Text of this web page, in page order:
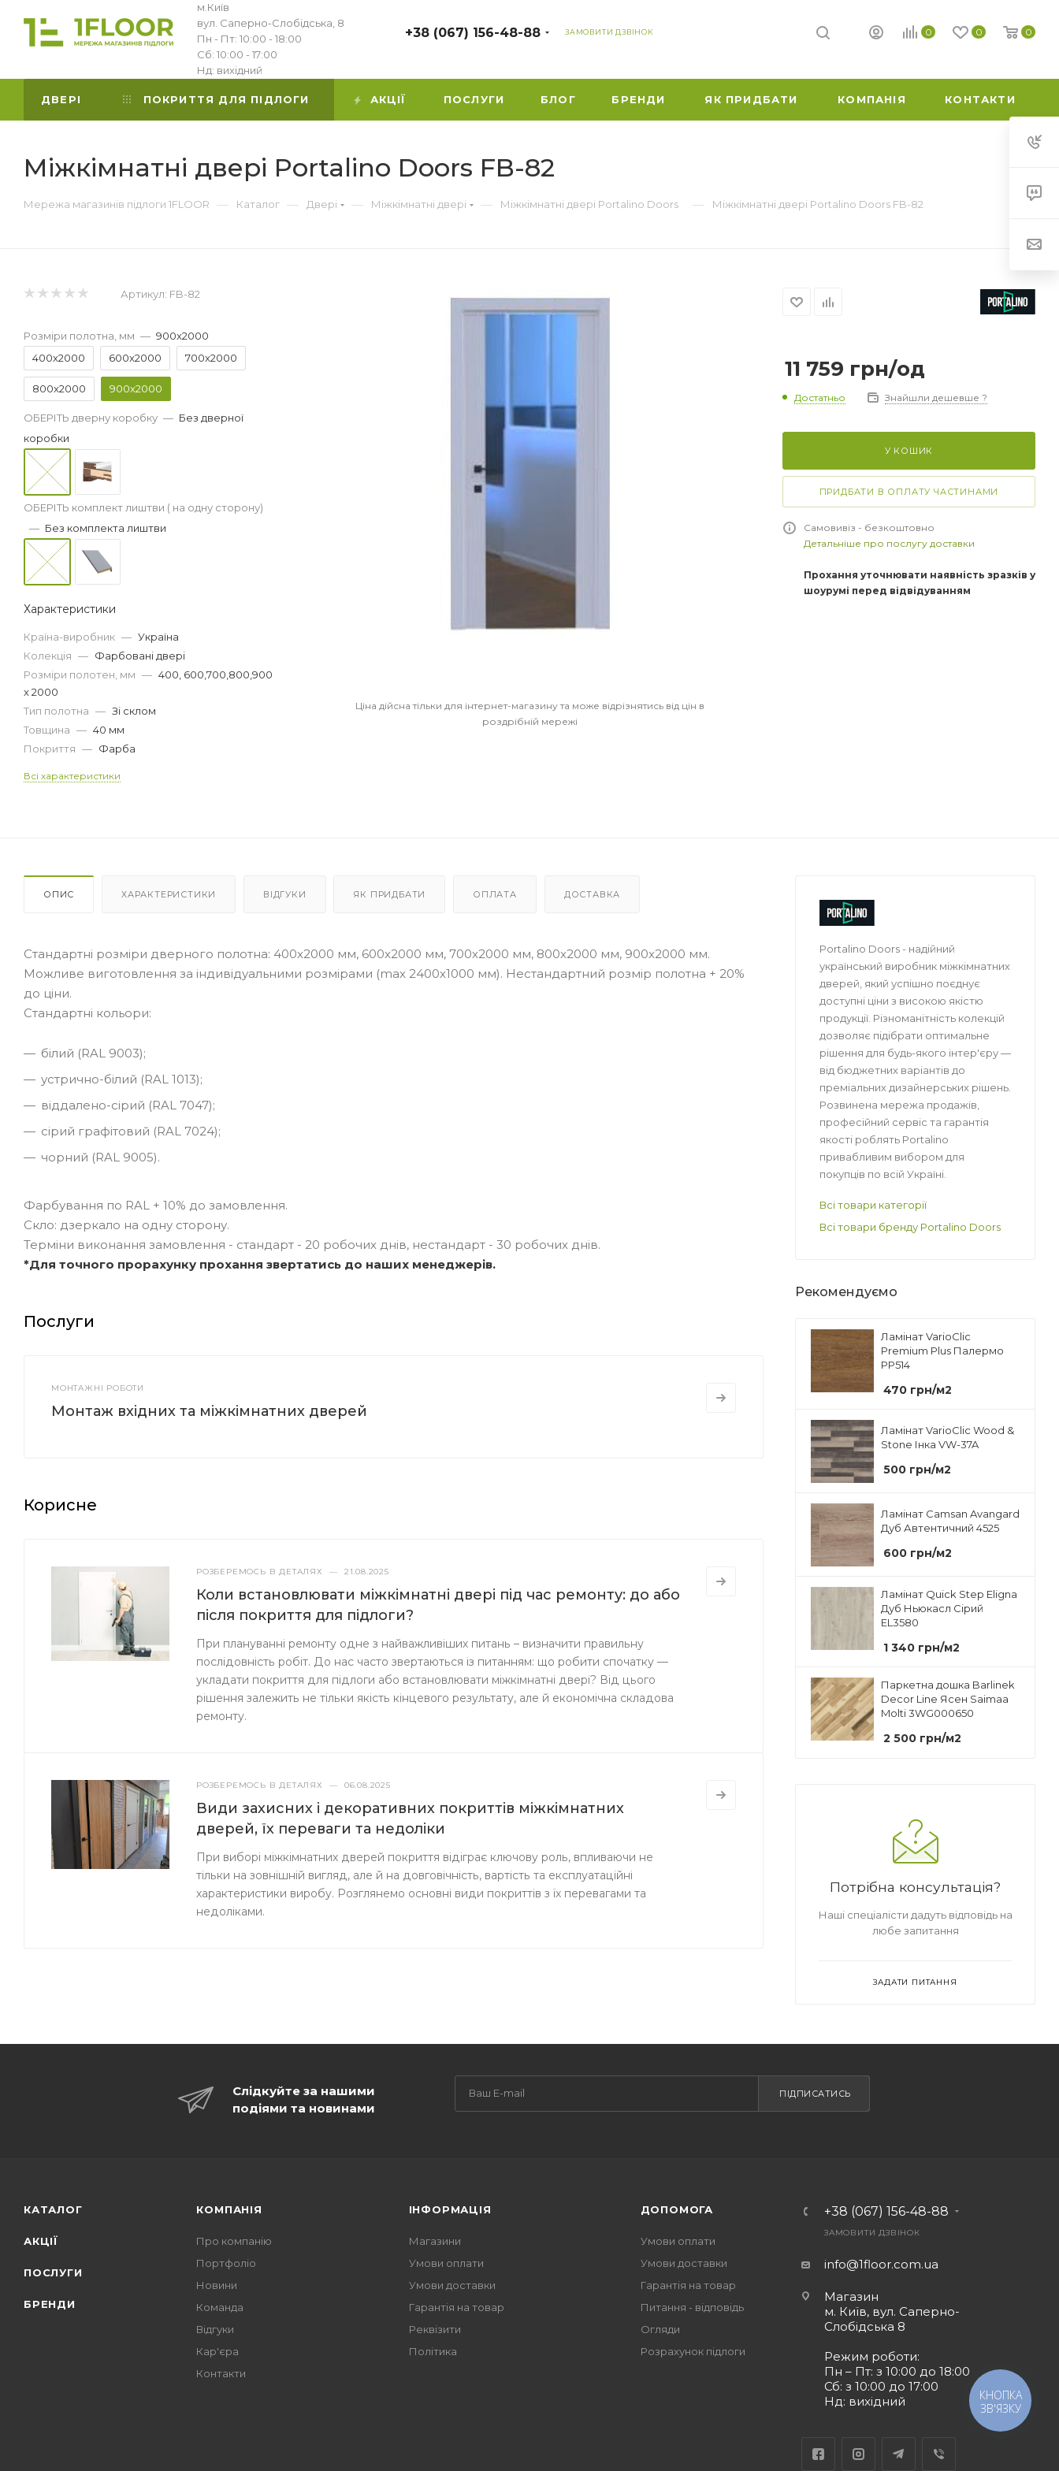
м.Київ
вул. Саперно-Слобідська, 8
Пн - Пт: 10:00 - 18:00
Сб: 10:00 - 17:00
Нд: вихідний
+38 (067) 156-48-88 ЗАМОВИТИ ДЗВІНОК 0 0 0
ДВЕРІ ПОКРИТТЯ ДЛЯ ПІДЛОГИ АКЦІЇ ПОСЛУГИ БЛОГ БРЕНДИ ЯК ПРИДБАТИ КОМПАНІЯ КОНТАКТИ
Міжкімнатні двері Portalino Doors FB-82
Мережа магазинів підлоги 1FLOOR — Каталог — Двері — Міжкімнатні двері — Міжкімнатні двері Portalino Doors — Міжкімнатні двері Portalino Doors FB-82
Ціна дійсна тільки для інтернет-магазину та може відрізнятись від цін в
роздрібній мережі
Артикул: FB-82
Розміри полотна, мм — 900x2000
400x2000
600x2000 700x2000
800x2000 900x2000
ОБЕРІТЬ дверну коробку — Без дверної
коробки
ОБЕРІТЬ комплект лиштви ( на одну сторону)
— Без комплекта лиштви
Характеристики
Країна-виробник — Україна
Колекція — Фарбовані двері
Розміри полотен, мм — 400, 600,700,800,900
x 2000
Тип полотна — Зі склом
Товщина — 40 мм
Покриття — Фарба
Всі характеристики
11 759 грн/од
Достатньо Знайшли дешевше ?
У КОШИК
ПРИДБАТИ В ОПЛАТУ ЧАСТИНАМИ
Самовивіз - безкоштовно
Детальніше про послугу доставки
Прохання уточнювати наявність зразків у
шоурумі перед відвідуванням
ОПИС ХАРАКТЕРИСТИКИ ВІДГУКИ ЯК ПРИДБАТИ ОПЛАТА ДОСТАВКА
Стандартні розміри дверного полотна: 400x2000 мм, 600x2000 мм, 700x2000 мм, 800x2000 мм, 900x2000 мм.
Можливе виготовлення за індивідуальними розмірами (max 2400х1000 мм). Нестандартний розмір полотна + 20%
до ціни.
Стандартні кольори:
білий (RAL 9003);
устрично-білий (RAL 1013);
віддалено-сірий (RAL 7047);
сірий графітовий (RAL 7024);
чорний (RAL 9005).
Фарбування по RAL + 10% до замовлення.
Скло: дзеркало на одну сторону.
Терміни виконання замовлення - стандарт - 20 робочих днів, нестандарт - 30 робочих днів.
*Для точного прорахунку прохання звертатись до наших менеджерів.
Послуги
МОНТАЖНІ РОБОТИ
Монтаж вхідних та міжкімнатних дверей
Корисне
РОЗБЕРЕМОСЬ В ДЕТАЛЯХ — 21.08.2025
Коли встановлювати міжкімнатні двері під час ремонту: до або
після покриття для підлоги?
При плануванні ремонту одне з найважливіших питань – визначити правильну
послідовність робіт. До нас часто звертаються із питанням: що робити спочатку —
укладати покриття для підлоги або встановлювати міжкімнатні двері? Від цього
рішення залежить не тільки якість кінцевого результату, але й економічна складова
ремонту.
РОЗБЕРЕМОСЬ В ДЕТАЛЯХ — 06.08.2025
Види захисних і декоративних покриттів міжкімнатних
дверей, їх переваги та недоліки
При виборі міжкімнатних дверей покриття відіграє ключову роль, впливаючи не
тільки на зовнішній вигляд, але й на довговічність, вартість та експлуатаційні
характеристики виробу. Розглянемо основні види покриттів з їх перевагами та
недоліками.
Portalino Doors - надійний
український виробник міжкімнатних
дверей, який успішно поєднує
доступні ціни з високою якістю
продукції. Різноманітність колекцій
дозволяє підібрати оптимальне
рішення для будь-якого інтер'єру —
від бюджетних варіантів до
преміальних дизайнерських рішень.
Розвинена мережа продажів,
професійний сервіс та гарантія
якості роблять Portalino
привабливим вибором для
покупців по всій Україні.
Всі товари категорії
Всі товари бренду Portalino Doors
Рекомендуємо
Ламінат VarioClic
Premium Plus Палермо
PP514
470 грн/м2
Ламінат VarioClic Wood &
Stone Інка VW-37A
500 грн/м2
Ламінат Camsan Avangard
Дуб Автентичний 4525
600 грн/м2
Ламінат Quick Step Eligna
Дуб Ньюкасл Сірий
EL3580
1 340 грн/м2
Паркетна дошка Barlinek
Decor Line Ясен Saimaa
Molti 3WG000650
2 500 грн/м2
Потрібна консультація?
Наші спеціалісти дадуть відповідь на
любе запитання
ЗАДАТИ ПИТАННЯ
Слідкуйте за нашими
подіями та новинами
ПІДПИСАТИСЬ
КАТАЛОГ
АКЦІЇ
ПОСЛУГИ
БРЕНДИ
КОМПАНІЯ
Про компанію
Портфоліо
Новини
Команда
Відгуки
Кар'єра
Контакти
ІНФОРМАЦІЯ
Магазини
Умови оплати
Умови доставки
Гарантія на товар
Реквізити
Політика
ДОПОМОГА
Умови оплати
Умови доставки
Гарантія на товар
Питання - відповідь
Огляди
Розрахунок підлоги
+38 (067) 156-48-88
ЗАМОВИТИ ДЗВІНОК
info@1floor.com.ua
Магазин
м. Київ, вул. Саперно-
Слобідська 8
Режим роботи:
Пн – Пт: з 10:00 до 18:00
Сб: з 10:00 до 17:00
Нд: вихідний
КНОПКА
ЗВ'ЯЗКУ